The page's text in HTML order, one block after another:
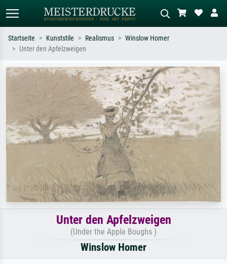
Suchen Sie nach Künstlern, Werktiteln
oder Stilen – z.B. Monet,
Sternennacht, Impressionismus, Welle
Hokusai, Akt.
Beschreiben Sie die Szene – z.B. Grüne
Wiese, Abstrakt mit viel Rot, Dunkles
Ölgemälde, Stehender Akt neben einem
Baum.
Startseite Kunststile Realismus
Winslow Homer
Unter den Apfelzweigen
Unter den Apfelzweigen
(Under the Apple Boughs )
Winslow Homer